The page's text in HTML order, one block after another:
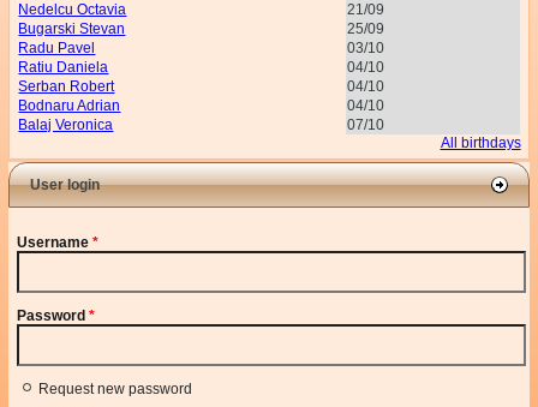
Nedelcu Octavia
21/09
Bugarski Stevan
25/09
Radu Pavel
03/10
Ratiu Daniela
04/10
Serban Robert
04/10
Bodnaru Adrian
04/10
Balaj Veronica
07/10
All birthdays
User login
Username*
Password*
Request new password